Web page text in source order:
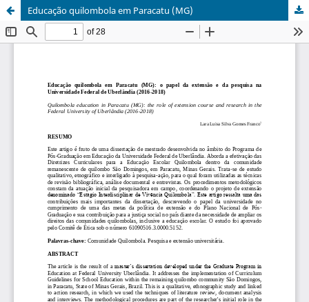
Educação quilombola em Paracatu (MG)